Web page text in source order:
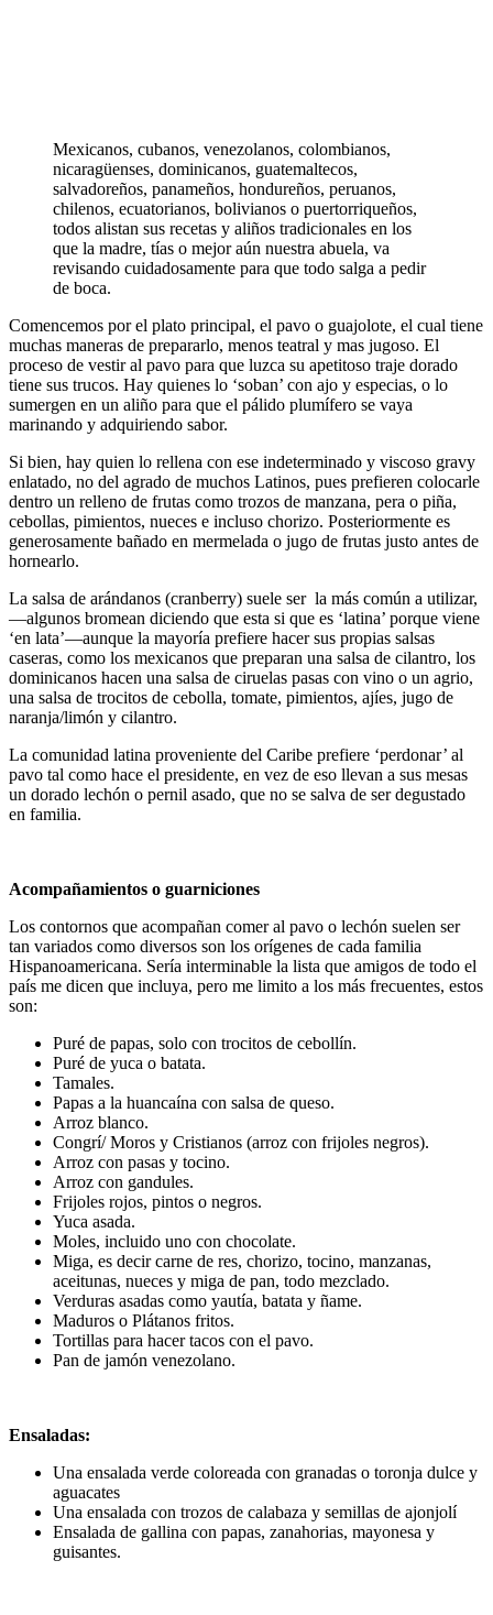
Mexicanos, cubanos, venezolanos, colombianos,
nicaragüenses, dominicanos, guatemaltecos,
salvadoreños, panameños, hondureños, peruanos,
chilenos, ecuatorianos, bolivianos o puertorriqueños,
todos alistan sus recetas y aliños tradicionales en los
que la madre, tías o mejor aún nuestra abuela, va
revisando cuidadosamente para que todo salga a pedir
de boca.
Comencemos por el plato principal, el pavo o guajolote, el cual tiene
muchas maneras de prepararlo, menos teatral y mas jugoso. El
proceso de vestir al pavo para que luzca su apetitoso traje dorado
tiene sus trucos. Hay quienes lo ‘soban’ con ajo y especias, o lo
sumergen en un aliño para que el pálido plumífero se vaya
marinando y adquiriendo sabor.
Si bien, hay quien lo rellena con ese indeterminado y viscoso gravy
enlatado, no del agrado de muchos Latinos, pues prefieren colocarle
dentro un relleno de frutas como trozos de manzana, pera o piña,
cebollas, pimientos, nueces e incluso chorizo. Posteriormente es
generosamente bañado en mermelada o jugo de frutas justo antes de
hornearlo.
La salsa de arándanos (cranberry) suele ser la más común a utilizar,
—algunos bromean diciendo que esta si que es ‘latina’ porque viene
‘en lata’—aunque la mayoría prefiere hacer sus propias salsas
caseras, como los mexicanos que preparan una salsa de cilantro, los
dominicanos hacen una salsa de ciruelas pasas con vino o un agrio,
una salsa de trocitos de cebolla, tomate, pimientos, ajíes, jugo de
naranja/limón y cilantro.
La comunidad latina proveniente del Caribe prefiere ‘perdonar’ al
pavo tal como hace el presidente, en vez de eso llevan a sus mesas
un dorado lechón o pernil asado, que no se salva de ser degustado
en familia.
Acompañamientos o guarniciones
Los contornos que acompañan comer al pavo o lechón suelen ser
tan variados como diversos son los orígenes de cada familia
Hispanoamericana. Sería interminable la lista que amigos de todo el
país me dicen que incluya, pero me limito a los más frecuentes, estos
son:
Puré de papas, solo con trocitos de cebollín.
Puré de yuca o batata.
Tamales.
Papas a la huancaína con salsa de queso.
Arroz blanco.
Congrí/ Moros y Cristianos (arroz con frijoles negros).
Arroz con pasas y tocino.
Arroz con gandules.
Frijoles rojos, pintos o negros.
Yuca asada.
Moles, incluido uno con chocolate.
Miga, es decir carne de res, chorizo, tocino, manzanas,
aceitunas, nueces y miga de pan, todo mezclado.
Verduras asadas como yautía, batata y ñame.
Maduros o Plátanos fritos.
Tortillas para hacer tacos con el pavo.
Pan de jamón venezolano.
Ensaladas:
Una ensalada verde coloreada con granadas o toronja dulce y
aguacates
Una ensalada con trozos de calabaza y semillas de ajonjolí
Ensalada de gallina con papas, zanahorias, mayonesa y
guisantes.